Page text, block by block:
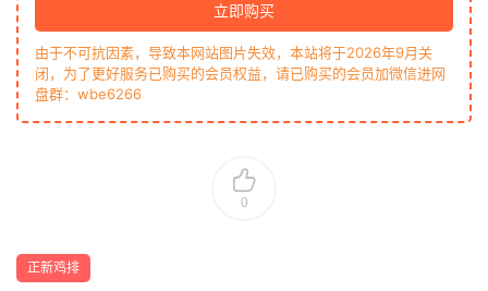
立即购买
由于不可抗因素，导致本网站图片失效，本站将于2026年9月关
闭，为了更好服务已购买的会员权益，请已购买的会员加微信进网
盘群：wbe6266
0
正新鸡排